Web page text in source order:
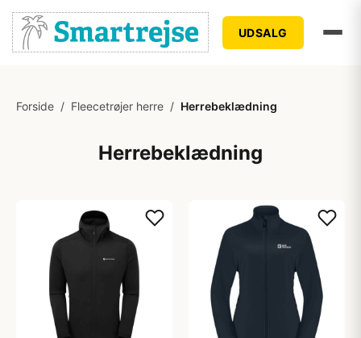
UDSALG
Forside / Fleecetrøjer herre / Herrebeklædning
Herrebeklædning